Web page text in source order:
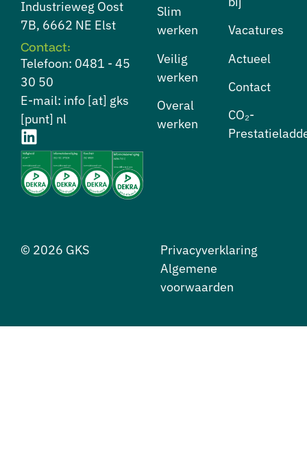
Industrieweg Oost
7B, 6662 NE Elst
Contact:
Telefoon: 0481 - 45
30 50
E-mail: info [at] gks
[punt] nl
⁠Slim
werken
⁠Veilig
werken
⁠Overal
werken
Vacatures
Actueel
Contact
CO₂-
© 2026 GKS
Privacyverklaring
Algemene
voorwaarden